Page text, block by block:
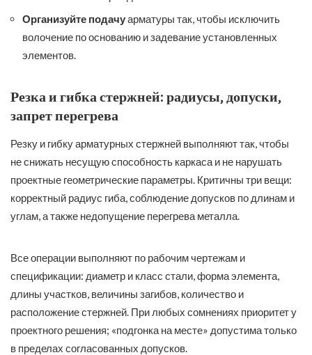
Организуйте подачуарматуры так, чтобы исключить
волочение по основанию и задевание установленных
элементов.
Резка и гибка стержней: радиусы, допуски,
запрет перегрева
Резку и гибку арматурных стержней выполняют так, чтобы
не снижать несущую способность каркаса и не нарушать
проектные геометрические параметры. Критичны три вещи:
корректный радиус гиба, соблюдение допусков по длинам и
углам, а также недопущение перегрева металла.
Все операции выполняют по рабочим чертежам и
спецификации: диаметр и класс стали, форма элемента,
длины участков, величины загибов, количество и
расположение стержней. При любых сомнениях приоритет у
проектного решения; «подгонка на месте» допустима только
в пределах согласованных допусков.